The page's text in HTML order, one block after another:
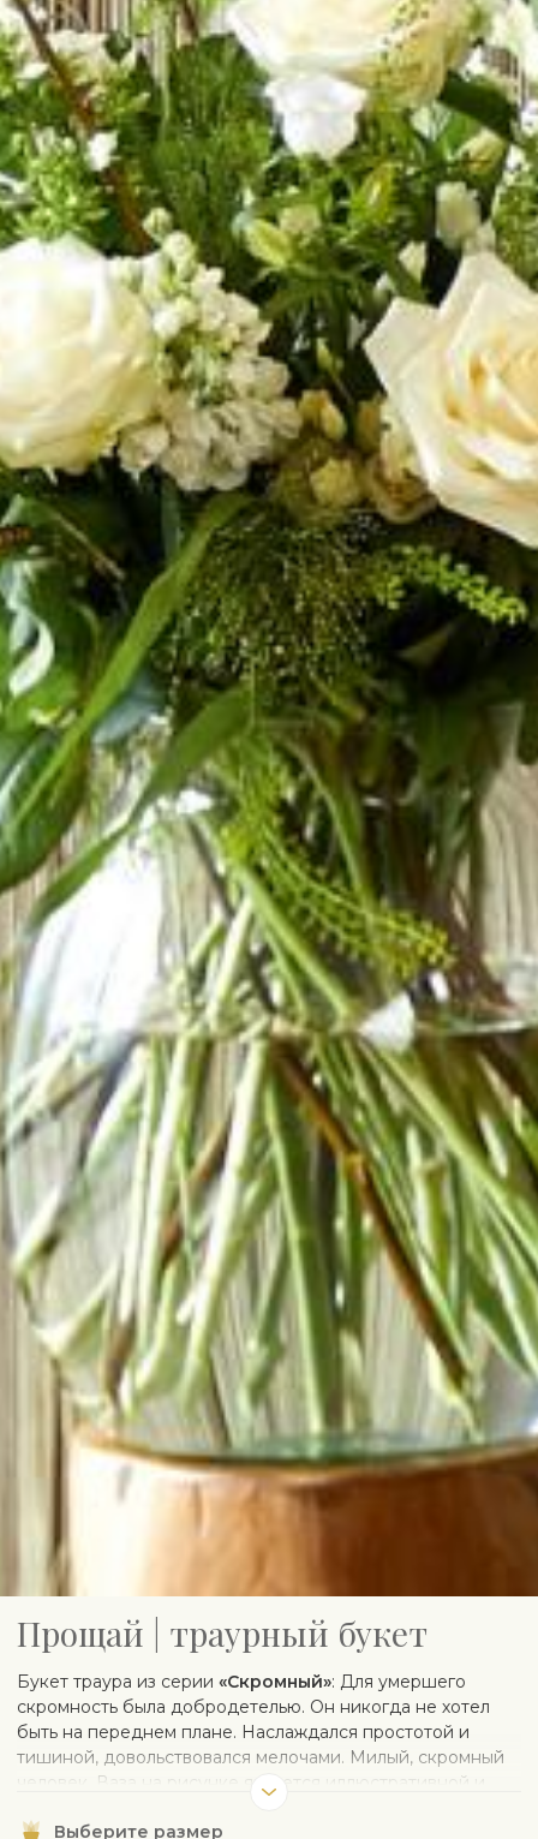
Прощай | траурный букет
Букет траура из серии «Cкромный»: Для умершего
скромность была добродетелью. Он никогда не хотел
быть на переднем плане. Наслаждался простотой и
тишиной, довольствовался мелочами. Милый, скромный
человек. Ваза на рисунке является иллюстративной и
Выберите размер